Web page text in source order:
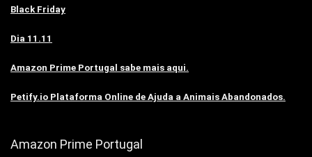
Black Friday
Dia 11.11
Amazon Prime Portugal sabe mais aqui.
Petify.io Plataforma Online de Ajuda a Animais Abandonados.
Amazon Prime Portugal